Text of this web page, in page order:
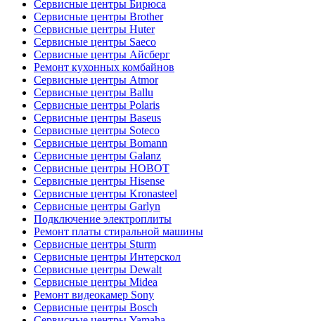
Сервисные центры Бирюса
Сервисные центры Brother
Сервисные центры Huter
Сервисные центры Saeco
Сервисные центры Айсберг
Ремонт кухонных комбайнов
Сервисные центры Atmor
Сервисные центры Ballu
Сервисные центры Polaris
Сервисные центры Baseus
Сервисные центры Soteco
Сервисные центры Bomann
Сервисные центры Galanz
Сервисные центры HOBOT
Сервисные центры Hisense
Сервисные центры Kronasteel
Сервисные центры Garlyn
Подключение электроплиты
Ремонт платы стиральной машины
Сервисные центры Sturm
Сервисные центры Интерскол
Сервисные центры Dewalt
Сервисные центры Midea
Ремонт видеокамер Sony
Сервисные центры Bosch